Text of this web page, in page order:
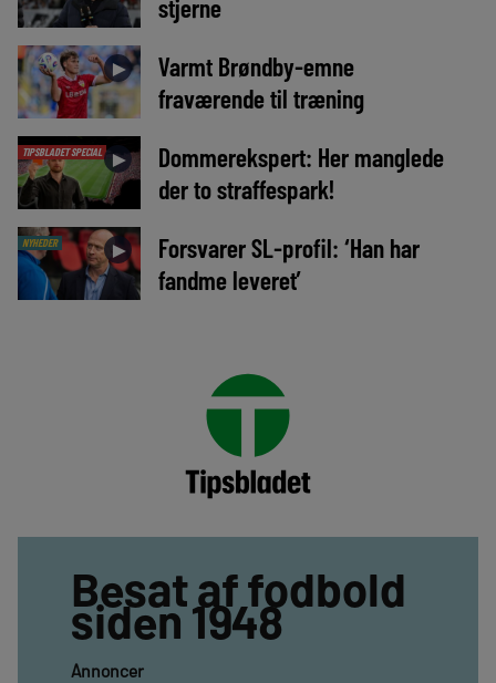
stjerne
►
Varmt Brøndby-emne
fraværende til træning
TIPSBLADET SPECIAL ►
Dommerekspert: Her manglede
der to straffespark!
NYHEDER ►
Forsvarer SL-profil: ‘Han har
fandme leveret’
Besat af fodbold
siden 1948
Annoncer